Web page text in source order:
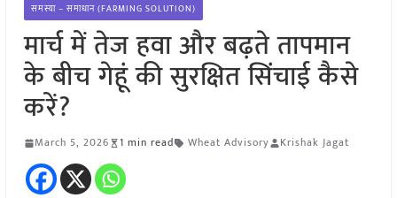
समस्या – समाधान (FARMING SOLUTION)
मार्च में तेज हवा और बढ़ते तापमान
के बीच गेहूं की सुरक्षित सिंचाई कैसे
करें?
March 5, 2026 1 min read Wheat Advisory Krishak Jagat